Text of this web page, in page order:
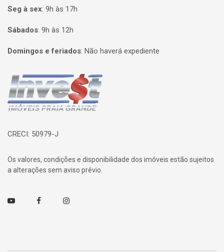
Seg à sex: 9h às 17h
Sábados: 9h às 12h
Domingos e feriados: Não haverá expediente
Página inicial
CRECI: 50979-J
Os valores, condições e disponibilidade dos imóveis estão sujeitos
a alterações sem aviso prévio.
Youtube FacebookInstagram